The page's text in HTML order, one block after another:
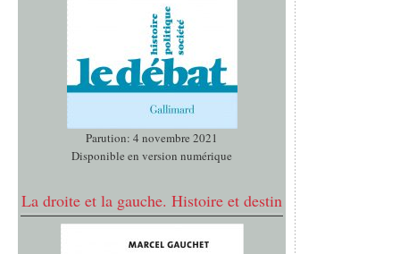
Parution: 4 novembre 2021
Disponible en version numérique
La droite et la gauche. Histoire et destin